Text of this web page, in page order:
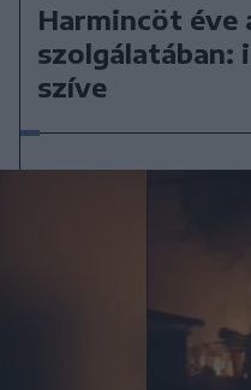
Harmincöt éve
szolgálatában:
szíve